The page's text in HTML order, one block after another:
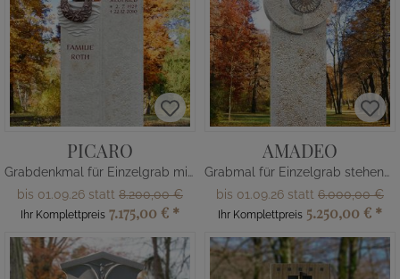
PICARO
Grabdenkmal für Einzelgrab mit Jesus Bronze Skulptur
bis 01.09.26 statt 8.200,00 €
Ihr Komplettpreis 7.175,00 € *
AMADEO
Grabmal für Einzelgrab stehend mit Ammonit
bis 01.09.26 statt 6.000,00 €
Ihr Komplettpreis 5.250,00 € *